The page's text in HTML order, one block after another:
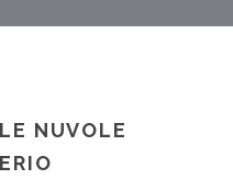
NUVOLE